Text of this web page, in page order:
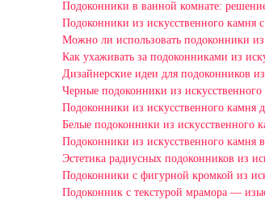
Подоконники в ванной комнате:
Подоконники из искусственного камня
Можно ли использовать подоконники из
Как ухаживать за подоконниками из
Дизайнерские идеи для подоконников
Черные подоконники из искусственного
Подоконники из искусственного камня
Белые подоконники из искусственного
Подоконники из искусственного камня
Эстетика радиусных подоконников из
Подоконники с фигурной кромкой из
Подоконник с текстурой мрамора —